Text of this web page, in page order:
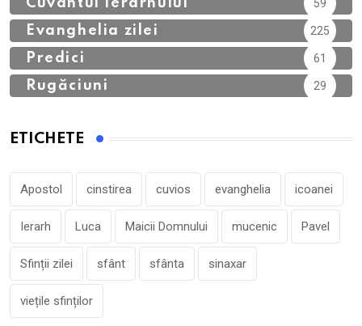
Cuvântul Ierarhului 59
Evanghelia zilei 225
Predici 61
Rugăciuni 29
ETICHETE
Apostol cinstirea cuvios evanghelia icoanei
Ierarh Luca Maicii Domnului mucenic Pavel
Sfinții zilei sfânt sfânta sinaxar
viețile sfinților